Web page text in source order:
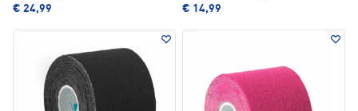
€ 24,99 € 14,99